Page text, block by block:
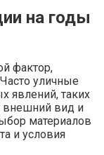
на годы
фактор,
уличные
явлений, таких
внешний вид и
материалов
и условия